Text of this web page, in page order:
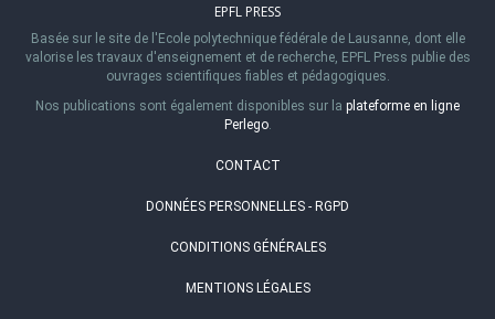
EPFL PRESS
Basée sur le site de l'Ecole polytechnique fédérale de Lausanne, dont elle
valorise les travaux d'enseignement et de recherche, EPFL Press publie des
ouvrages scientifiques fiables et pédagogiques.
Nos publications sont également disponibles sur la plateforme en ligne
Perlego.
CONTACT
DONNÉES PERSONNELLES - RGPD
CONDITIONS GÉNÉRALES
MENTIONS LÉGALES